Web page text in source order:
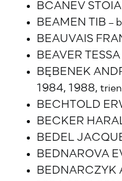
BCANEV
BEAMEN TIB –
BEAUVAIS
BEAVER
BĘBENEK
1984, 1988,
BECHTOLD
BECKER
BEDEL
BEDNAROVA
BEDNARCZYK